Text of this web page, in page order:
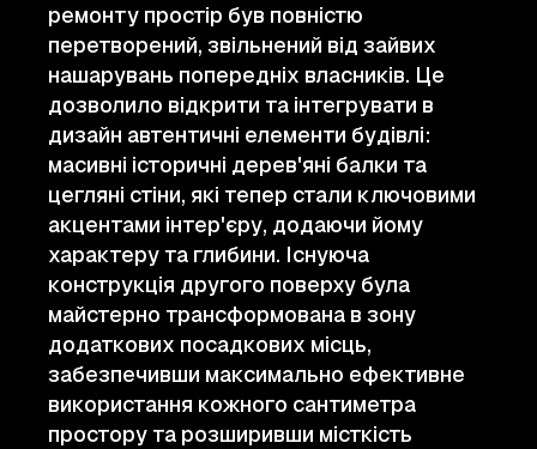
ремонту простір був повністю
перетворений, звільнений від зайвих
нашарувань попередніх власників. Це
дозволило відкрити та інтегрувати в
дизайн автентичні елементи будівлі:
масивні історичні дерев'яні балки та
цегляні стіни, які тепер стали ключовими
акцентами інтер'єру, додаючи йому
характеру та глибини. Існуюча
конструкція другого поверху була
майстерно трансформована в зону
додаткових посадкових місць,
забезпечивши максимально ефективне
використання кожного сантиметра
простору та розширивши місткість